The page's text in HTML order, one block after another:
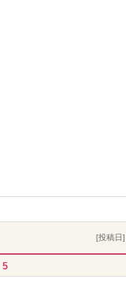
[投稿
5